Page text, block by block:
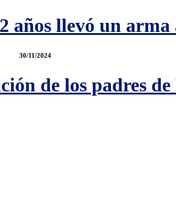
años llevó un arma
30/11/2024
de los padres